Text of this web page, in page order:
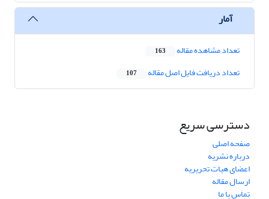
آمار
تعداد مشاهده مقاله 163
تعداد دریافت فایل اصل مقاله 107
دسترسی سریع
صفحه اصلی
درباره نشریه
اعضای هیات تحریریه
ارسال مقاله
تماس با ما